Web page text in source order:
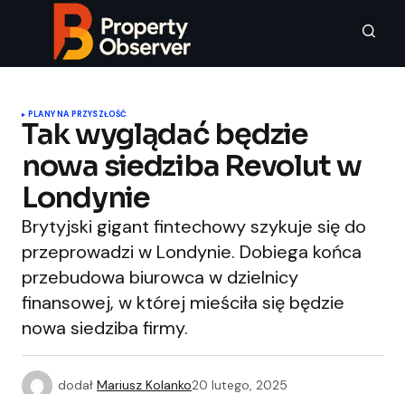
PLANY NA PRZYSZŁOŚĆ
Tak wyglądać będzie
nowa siedziba Revolut w
Londynie
Brytyjski gigant fintechowy szykuje się do
przeprowadzi w Londynie. Dobiega końca
przebudowa biurowca w dzielnicy
finansowej, w której mieściła się będzie
nowa siedziba firmy.
dodał Mariusz Kolanko20 lutego, 2025